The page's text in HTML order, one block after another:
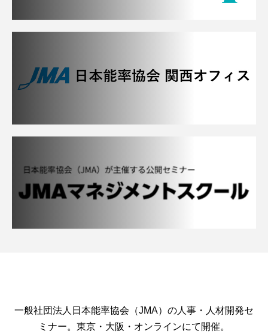
一般社団法人日本能率協会（JMA）の人事・人材開発セ
ミナー。東京・大阪・オンラインにて開催。